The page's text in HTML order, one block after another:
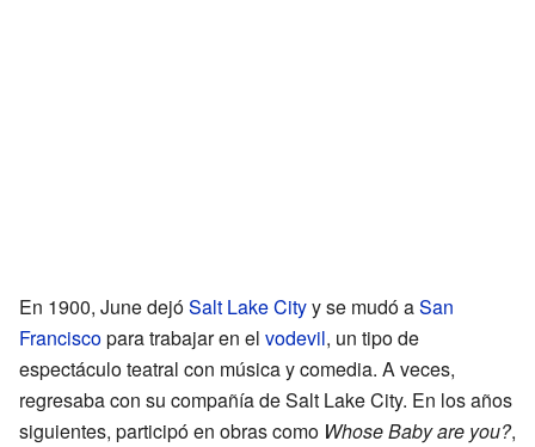
En 1900, June dejóSalt Lake Cityy se mudó aSan
Franciscopara trabajar en el vodevil, un tipo de
espectáculo teatral con música y comedia. A veces,
regresaba con su compañía de Salt Lake City. En los años
siguientes, participó en obras como Whose Baby are you?,